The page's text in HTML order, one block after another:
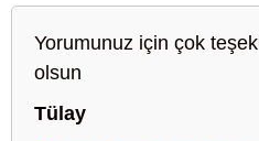
Yorumunuz için çok
olsun
Tülay